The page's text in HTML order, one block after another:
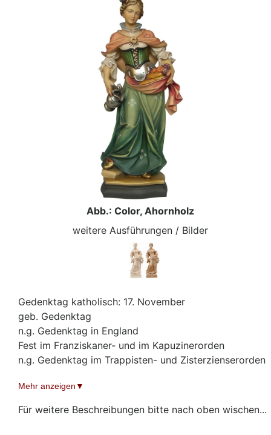
Abb.: Color, Ahornholz
weitere Ausführungen / Bilder
Gedenktag katholisch: 17. November
geb. Gedenktag
n.g. Gedenktag in England
Fest im Franziskaner- und im Kapuzinerorden
n.g. Gedenktag im Trappisten- und Zisterzienserorden
November
Fest im Bistum Berlin, Erfurt, Fulda und im Deutschen
Gedenktag evangelisch: 19. November (EKD, LCMS)
Mehr anzeigen
Für weitere Beschreibungen bitte nach oben wischen...